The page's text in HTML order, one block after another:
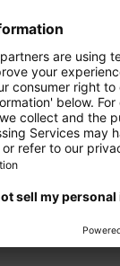
Mittelstrecke